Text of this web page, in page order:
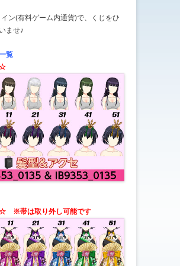
ン(有料ゲーム内通貨)で、くじをひ
ませ♪
覧
帯は取り外し可能です